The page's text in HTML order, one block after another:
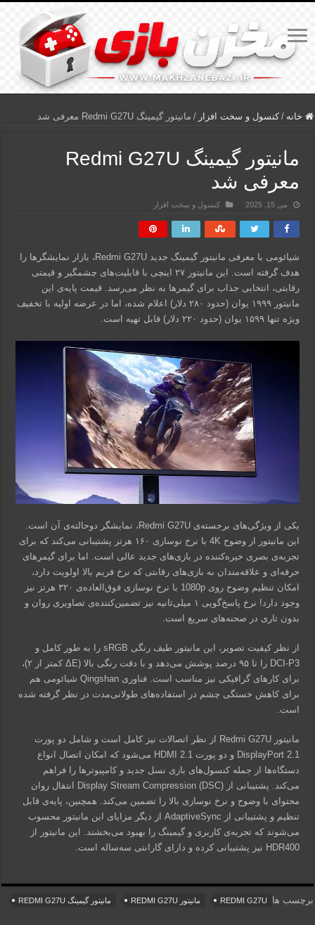
خانه / کنسول و سخت افزار / مانیتور گیمینگ Redmi G27U معرفی شد
مانیتور گیمینگ Redmi G27U
معرفی شد
می 15, 2025 کنسول و سخت افزار
شیائومی با معرفی مانیتور گیمینگ جدید Redmi G27U، بازار نمایشگرها را
هدف گرفته است. این مانیتور ۲۷ اینچی با قابلیت‌های چشمگیر و قیمتی
رقابتی، انتخابی جذاب برای گیمرها به نظر می‌رسد. قیمت پایه‌ی این
مانیتور ۱۹۹۹ یوان (حدود ۲۸۰ دلار) اعلام شده، اما در عرضه اولیه با تخفیف
ویژه تنها ۱۵۹۹ یوان (حدود ۲۲۰ دلار) قابل تهیه است.
یکی از ویژگی‌های برجسته‌ی Redmi G27U، نمایشگر دوحالته‌ی آن است.
این مانیتور از وضوح 4K با نرخ نوسازی ۱۶۰ هرتز پشتیبانی می‌کند که برای
تجربه‌ی بصری خیره‌کننده در بازی‌های جدید عالی است. اما برای گیمرهای
حرفه‌ای و علاقه‌مندان به بازی‌های رقابتی که نرخ فریم بالا اولویت دارد،
امکان تنظیم وضوح روی 1080p با نرخ نوسازی فوق‌العاده‌ی ۳۲۰ هرتز نیز
وجود دارد! نرخ پاسخ‌گویی ۱ میلی‌ثانیه نیز تضمین‌کننده‌ی تصاویری روان و
بدون تاری در صحنه‌های سریع است.
از نظر کیفیت تصویر، این مانیتور طیف رنگی sRGB را به طور کامل و
DCI-P3 را تا ۹۵ درصد پوشش می‌دهد و با دقت رنگی بالا (ΔE کمتر از ۲)،
برای کارهای گرافیکی نیز مناسب است. فناوری Qingshan شیائومی هم
برای کاهش خستگی چشم در استفاده‌های طولانی‌مدت در نظر گرفته شده
است.
مانیتور Redmi G27U از نظر اتصالات نیز کامل است و شامل دو پورت
DisplayPort 2.1 و دو پورت HDMI 2.1 می‌شود که امکان اتصال انواع
دستگاه‌ها از جمله کنسول‌های بازی نسل جدید و کامپیوترها را فراهم
می‌کند. پشتیبانی از Display Stream Compression (DSC) انتقال روان
محتوای با وضوح و نرخ نوسازی بالا را تضمین می‌کند. همچنین، پایه‌ی قابل
تنظیم و پشتیبانی از AdaptiveSync از دیگر مزایای این مانیتور محسوب
می‌شوند که تجربه‌ی کاربری و گیمینگ را بهبود می‌بخشند. این مانیتور از
HDR400 نیز پشتیبانی کرده و دارای گارانتی سه‌ساله است.
برچسب ها REDMI G27U مانیتور REDMI G27U مانیتور گیمینگ REDMI G27U